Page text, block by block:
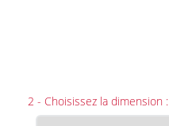
2 - Choisissez la dimension :